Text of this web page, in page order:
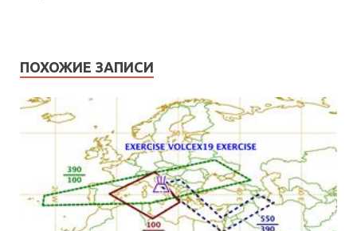
ПОХОЖИЕ ЗАПИСИ